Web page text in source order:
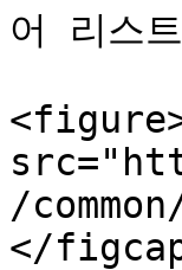
어 리스
/
</